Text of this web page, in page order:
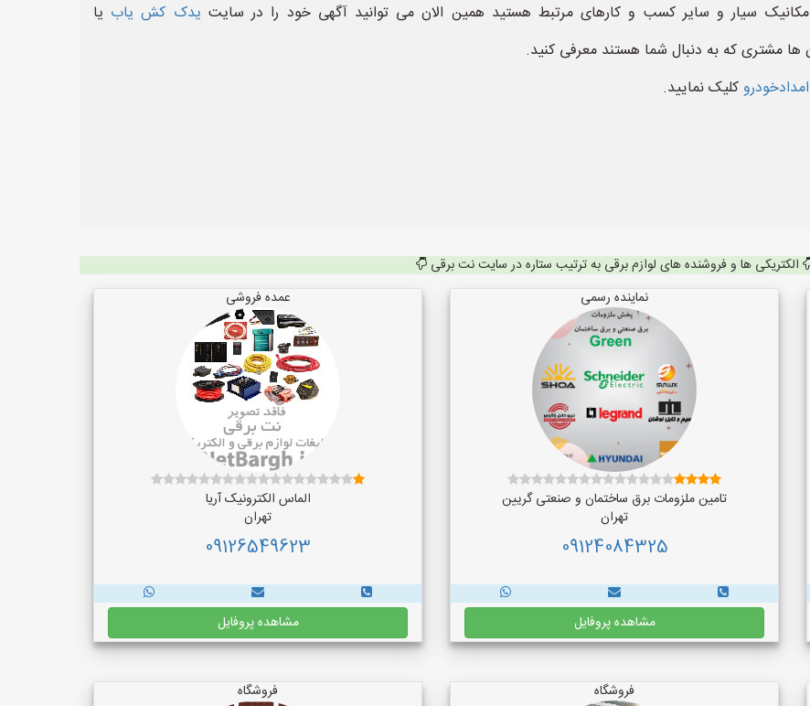
سیار و سایر کسب و کارهای مرتبط هستید همین الان می توانید آگهی خود را در سایت یدک کش یاب یا
ها مشتری که به دنبال شما هستند معرفی کنید.
کلیک نمایید.
الکتریکی ها و فروشنده های لوازم برقی به ترتیب ستاره در سایت نت برقی
نماینده رسمی
تامین ملزومات برق ساختمان و صنعتی گریین
تهران
09124084325
مشاهده پروفایل
عمده فروشی
الماس الکترونیک آریا
تهران
09126549623
مشاهده پروفایل
فروشگاه فروشگاه